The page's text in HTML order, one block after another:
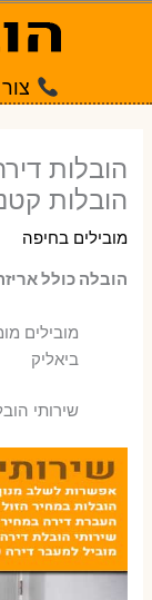
הובלות
הובלות
מובילים בחיפה
הובלה כולל
‫מובילים
ביאליק
שירותי